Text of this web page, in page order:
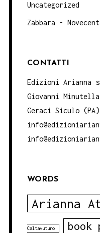
Uncategorized
Zabbara -
CONTATTI
Edizioni Arianna
Giovanni
Geraci Siculo
WORDS
Arianna
Caltavuturo book